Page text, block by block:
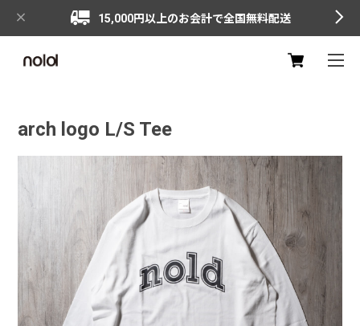
15,000円以上のお会計で全国無料配送
arch logo L/S Tee